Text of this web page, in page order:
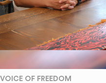
VOICE OF FREEDOM